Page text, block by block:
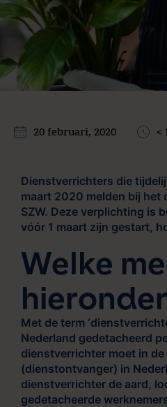
20 februari, 2020 <
Dienstverrichters die
maart 2020 melden bij het
SZW. Deze verplichting is
vóór 1 maart zijn gestart,
Welke
Met de term
Nederland gedetacheerd
dienstverrichter moet in
(dienstontvanger) in
dienstverrichter de aard,
gedetacheerde